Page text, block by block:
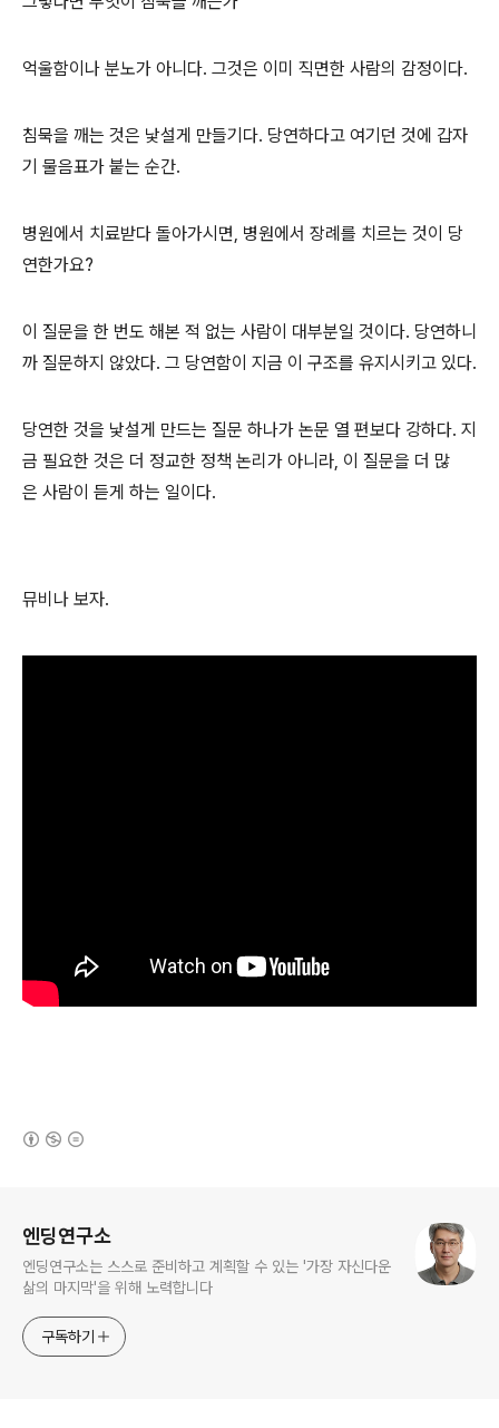
억울함이나 분노가 아니다. 그것은 이미 직면한 사람의 감정이다.
침묵을 깨는 것은 낯설게 만들기다. 당연하다고 여기던 것에 갑자
기 물음표가 붙는 순간.
병원에서 치료받다 돌아가시면, 병원에서 장례를 치르는 것이 당
연한가요?
이 질문을 한 번도 해본 적 없는 사람이 대부분일 것이다. 당연하니
까 질문하지 않았다. 그 당연함이 지금 이 구조를 유지시키고 있다.
당연한 것을 낯설게 만드는 질문 하나가 논문 열 편보다 강하다. 지
금 필요한 것은 더 정교한 정책 논리가 아니라, 이 질문을 더 많
은 사람이 듣게 하는 일이다.
뮤비나 보자.
엔딩연구소
엔딩연구소는 스스로 준비하고 계획할 수 있는 '가장 자신다운
삶의 마지막'을 위해 노력합니다
구독하기